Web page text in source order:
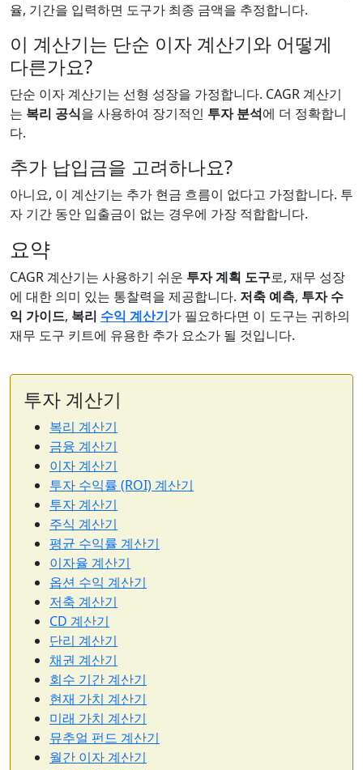
율, 기간을 입력하면 도구가 최종 금액을 추정합니다.
이 계산기는 단순 이자 계산기와 어떻게
다른가요?
단순 이자 계산기는 선형 성장을 가정합니다. CAGR 계산기
는 복리 공식을 사용하여 장기적인 투자 분석에 더 정확합니
다.
추가 납입금을 고려하나요?
아니요, 이 계산기는 추가 현금 흐름이 없다고 가정합니다. 투
자 기간 동안 입출금이 없는 경우에 가장 적합합니다.
요약
CAGR 계산기는 사용하기 쉬운 투자 계획 도구로, 재무 성장
에 대한 의미 있는 통찰력을 제공합니다. 저축 예측, 투자 수
익 가이드, 복리 수익 계산기가 필요하다면 이 도구는 귀하의
재무 도구 키트에 유용한 추가 요소가 될 것입니다.
투자 계산기
복리 계산기
금융 계산기
이자 계산기
투자 수익률 (ROI) 계산기
투자 계산기
주식 계산기
평균 수익률 계산기
이자율 계산기
옵션 수익 계산기
저축 계산기
CD 계산기
단리 계산기
채권 계산기
회수 기간 계산기
현재 가치 계산기
미래 가치 계산기
뮤추얼 펀드 계산기
월간 이자 계산기